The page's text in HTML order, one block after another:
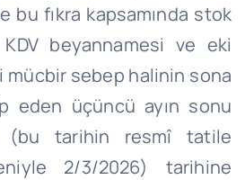
bu fıkra kapsamında stok
beyannamesi ve eki
sebep halinin sona
eden üçüncü ayın sonu
(bu tarihin resmî tatile
2/3/2026) tarihine